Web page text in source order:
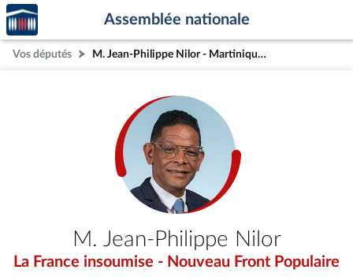
Aller au contenu
Aller en bas de la page
Accèder
à la
page
d'accueil
Assemblée nationale
Vos députés M. Jean-Philippe Nilor - Martinique (4e circonscription)
M. Jean-Philippe Nilor
La France insoumise - Nouveau Front Populaire